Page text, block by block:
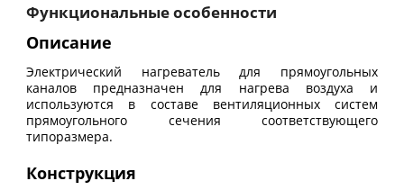
Функциональные особенности
Описание
Электрический нагреватель для прямоугольных
каналов предназначен для нагрева воздуха и
используются в составе вентиляционных систем
прямоугольного сечения соответствующего
типоразмера.
Конструкция